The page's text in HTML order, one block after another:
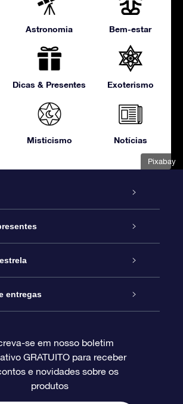
Pixabay
Astronomia Bem-estar
Dicas & Presentes Exoterismo
Misticismo Notícias
conosco
on-line
presente da OSR
presente da OSR
corporativos
personalizada
de Estrelas
entregas
de pagamento
se em nosso boletim
GRATUITO para receber
e novidades sobre os
produtos